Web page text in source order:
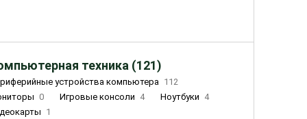
техника (121)
устройства компьютера 112
0 Игровые консоли 4 Ноутбуки 4
1